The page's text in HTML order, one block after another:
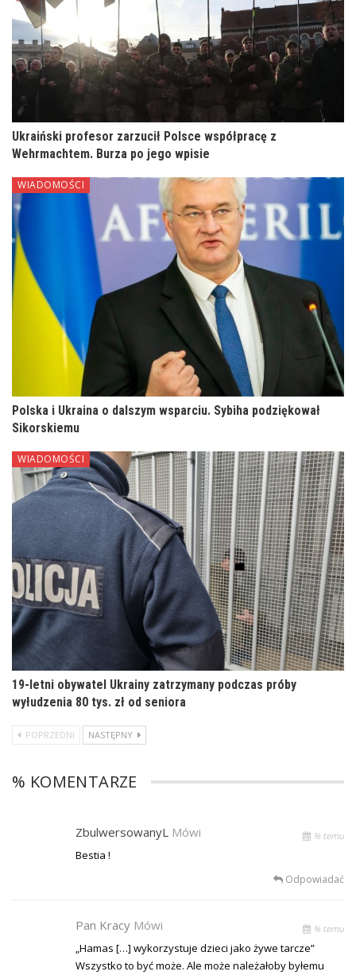
Ukraiński profesor zarzucił Polsce współpracę z
Wehrmachtem. Burza po jego wpisie
WIADOMOŚCI
Polska i Ukraina o dalszym wsparciu. Sybiha podziękował
Sikorskiemu
WIADOMOŚCI
19-letni obywatel Ukrainy zatrzymany podczas próby
wyłudzenia 80 tys. zł od seniora
POPRZEDNI NASTĘPNY
% KOMENTARZE
ZbulwersowanyL Mówi % temu
Bestia !
Odpowiadać
Pan Kracy Mówi % temu
„Hamas […] wykorzystuje dzieci jako żywe tarcze”
Wszystko to być może. Ale może należałoby byłemu